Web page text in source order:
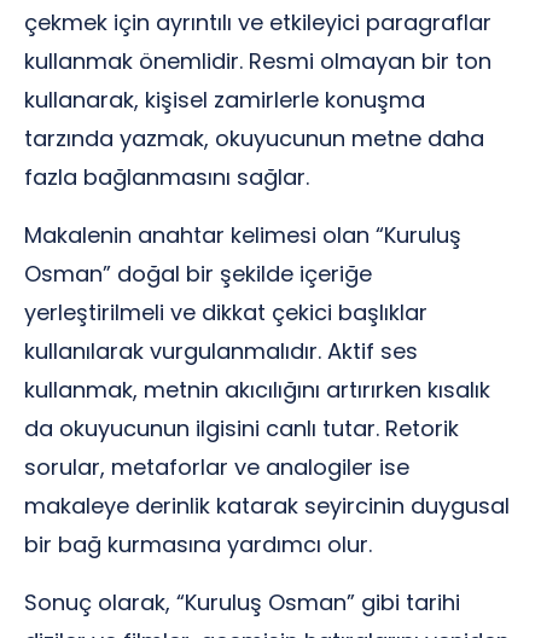
çekmek için ayrıntılı ve etkileyici paragraflar
kullanmak önemlidir. Resmi olmayan bir ton
kullanarak, kişisel zamirlerle konuşma
tarzında yazmak, okuyucunun metne daha
fazla bağlanmasını sağlar.
Makalenin anahtar kelimesi olan “Kuruluş
Osman” doğal bir şekilde içeriğe
yerleştirilmeli ve dikkat çekici başlıklar
kullanılarak vurgulanmalıdır. Aktif ses
kullanmak, metnin akıcılığını artırırken kısalık
da okuyucunun ilgisini canlı tutar. Retorik
sorular, metaforlar ve analogiler ise
makaleye derinlik katarak seyircinin duygusal
bir bağ kurmasına yardımcı olur.
Sonuç olarak, “Kuruluş Osman” gibi tarihi